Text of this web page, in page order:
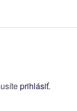
prihlásiť.